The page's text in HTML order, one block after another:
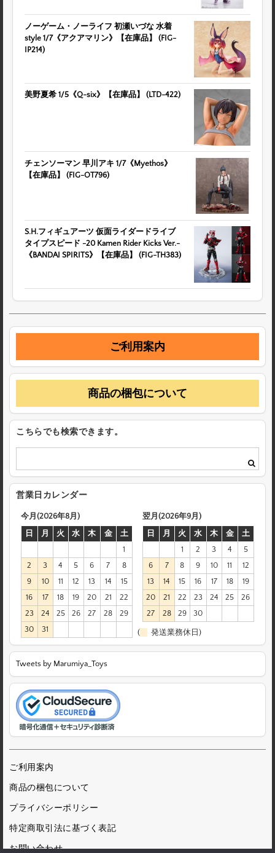
ノーゲーム・ノーライフ 初瀬いづな 水着
style 1/7《アクアマリン》【在庫品】 (FIG-
IP214)
美野夏希 1/5《Q-six》【在庫品】 (LTD-422)
チェンソーマン 早川アキ 1/7《Myethos》
【在庫品】 (FIG-OT796)
S.H.フィギュアーツ 仮面ライダードライブ
タイプスピード -20 Kamen Rider Kicks Ver.-
《BANDAI SPIRITS》【在庫品】 (FIG-TH383)
ご利用案内
商品の梱包について
こちらでも検索できます。
営業日カレンダー
今月(2026年8月)
日
月 火 水 木 金
土
1
2
3 4 5 6 7
8
9
10 11 12 13 14
15
16
17 18 19 20 21
22
23
24 25 26 27 28
29
30
31
翌月(2026年9月)
日
月 火 水 木 金
土
1
2 3 4
5
6
7 8 9 10 11
12
13
14 15 16 17 18
19
20
21 22 23 24 25
26
27
28 29 30
( 発送業務休日)
Tweets by Marumiya_Toys
ご利用案内
商品の梱包について
プライバシーポリシー
特定商取引法に基づく表記
お問い合わせ